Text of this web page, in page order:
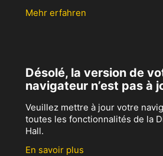
Mehr erfahren
Désolé, la version de
navigateur n’est pas à
Veuillez mettre à jour votre
toutes les fonctionnalités de la
Hall.
En savoir plus